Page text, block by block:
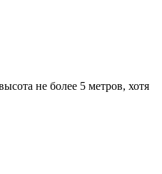
не более 5 метров, хотя